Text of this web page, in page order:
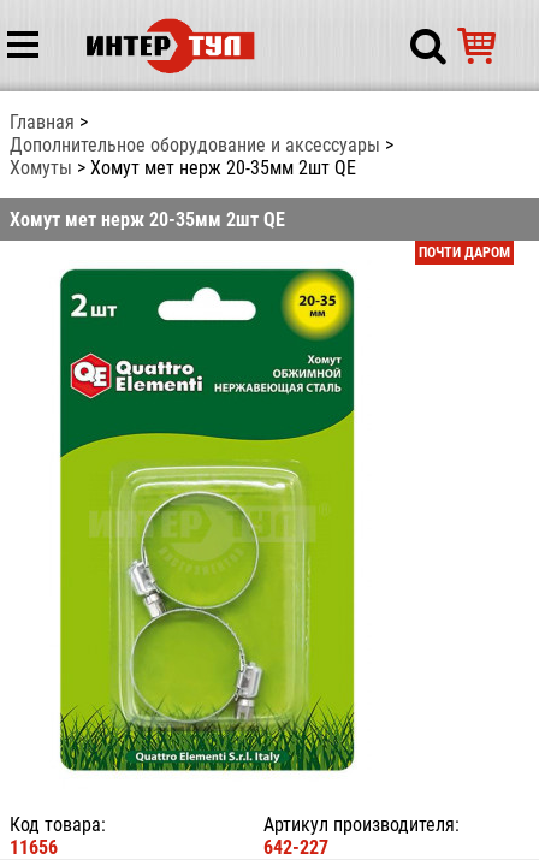
Главная
Дополнительное оборудование и аксессуары
Хомуты
Хомут мет нерж 20-35мм 2шт QE
Хомут мет нерж 20-35мм 2шт QE
ПОЧТИ ДАРОМ
Код товара:
11656
Артикул производителя:
642-227